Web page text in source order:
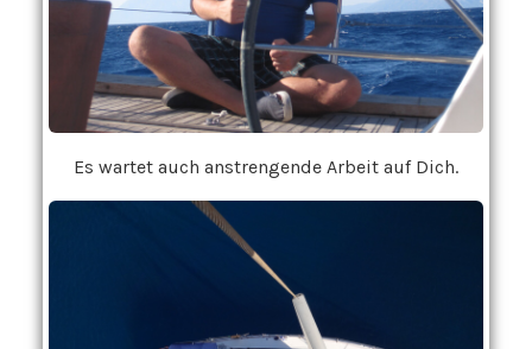
Es wartet auch anstrengende Arbeit auf Dich.